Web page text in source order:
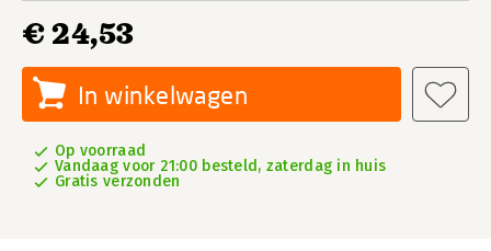
€ 24,53
In winkelwagen
Op voorraad
Vandaag voor 21:00 besteld, zaterdag in huis
Gratis verzonden